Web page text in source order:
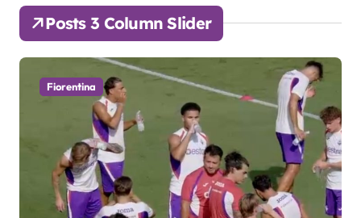
Posts 3 Column Slider
Fiorentina